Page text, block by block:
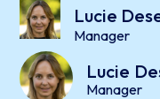
Lucie
Manager
Lucie
Manager